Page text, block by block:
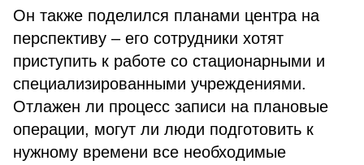
Он также поделился планами центра на
перспективу – его сотрудники хотят
приступить к работе со стационарными и
специализированными учреждениями.
Отлажен ли процесс записи на плановые
операции, могут ли люди подготовить к
нужному времени все необходимые